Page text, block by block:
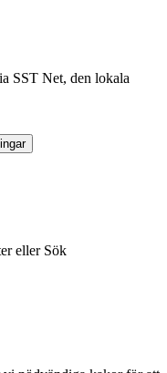
SST Net, den lokala
eller Sök